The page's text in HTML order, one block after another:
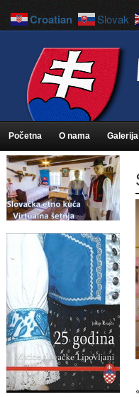
Početna O nama Galerija
«
Croatian Slovak